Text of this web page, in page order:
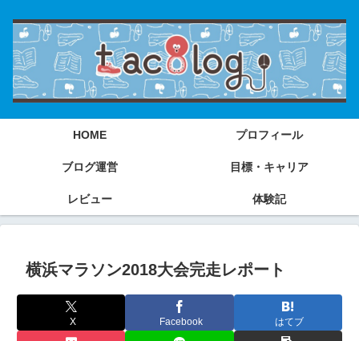
HOME プロフィール
ブログ運営 目標・キャリア
レビュー 体験記
横浜マラソン2018大会完走レポート
X Facebook はてブ